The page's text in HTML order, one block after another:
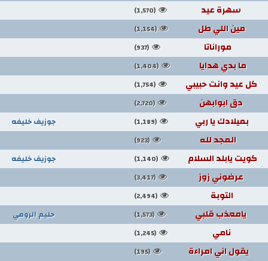
سهرة عيد (1,570)
مين اللي طل (1,154)
موراناتا (937)
ما بدي هدايا (1,404)
كل عيد وانت حبيبي (1,754)
دق ابوابهن (2,720)
بميلادك يا ربي (1,189) جوزيف خليفه
المجد لله (923)
كويت يابلد السلام (1,140) جوزيف خليفه
عرضوني زوز (3,417)
التوبة (2,494)
يامعذب قلبي (1,573) حليم الرومي
نامي (1,245)
يقول اني امراءة (195)